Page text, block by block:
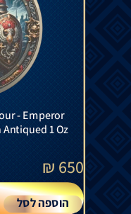
- Emperor
1 Oz
650
₪
הוספה לסל